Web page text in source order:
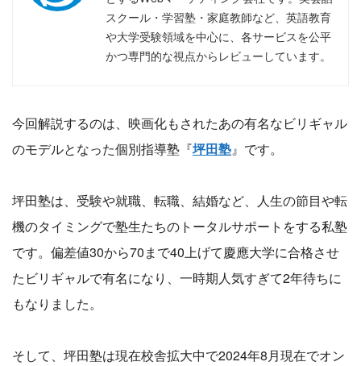
スクール・学習塾・家庭教師など、英語教育
や大学受験領域を中心に、各サービスを公平
かつ専門的な視点からレビューしています。
今回解説するのは、映画化もされたあの有名なビリギャル
のモデルとなった個別指導塾『坪田塾』です。
坪田塾は、受験や就職、転職、結婚など、人生の節目や転
機のタイミングで塾生たちのトータルサポートをする私塾
です。偏差値30から70まで40上げて慶應大学に合格させ
たビリギャルで有名になり、一時期人気すぎて2年待ちに
もなりました。
そして、坪田塾は現在校舎拡大中で2024年8月現在でオン